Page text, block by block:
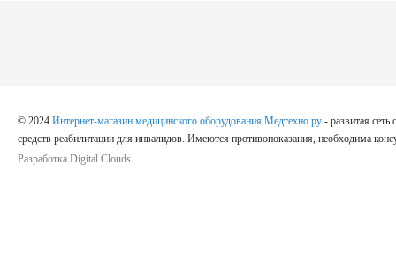
© 2024 Интернет-магазин медицинского оборудования Медтехно.ру - развитая
средств реабилитации для инвалидов. Имеются противопоказания, необходима
Разработка Digital Clouds